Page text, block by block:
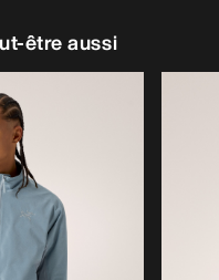
être aussi